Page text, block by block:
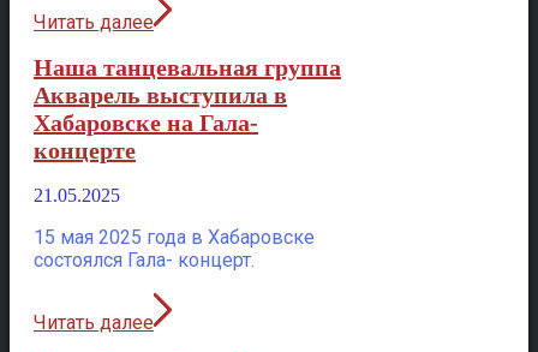
Читать далее
Наша танцевальная группа
Акварель выступила в
Хабаровске на Гала-
концерте
21.05.2025
15 мая 2025 года в Хабаровске
состоялся Гала- концерт.
Читать далее